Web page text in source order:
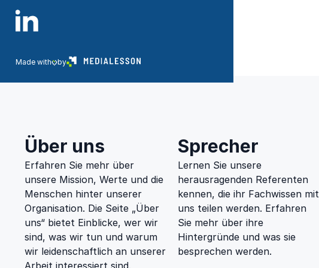
Made with by
82319 Starnberg
Menü
Über uns
Erfahren Sie mehr über
unsere Mission, Werte und die
Menschen hinter unserer
Organisation. Die Seite „Über
uns“ bietet Einblicke, wer wir
sind, was wir tun und warum
wir leidenschaftlich an unserer
Arbeit interessiert sind.
Sprecher
Lernen Sie unsere
herausragenden Referenten
kennen, die ihr Fachwissen mit
uns teilen werden. Erfahren
Sie mehr über ihre
Hintergründe und was sie
besprechen werden.